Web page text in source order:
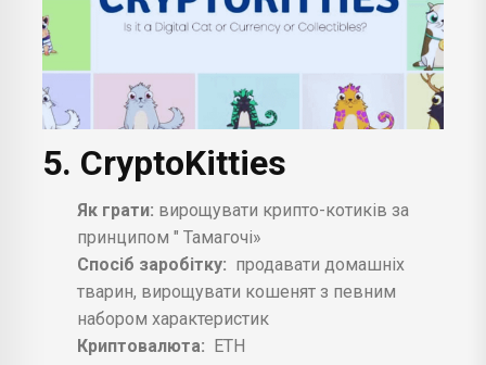
5. CryptoKitties
Як грати: вирощувати крипто-котиків за
принципом " Тамагочі»
Спосіб заробітку: продавати домашніх
тварин, вирощувати кошенят з певним
набором характеристик
Криптовалюта: ETH